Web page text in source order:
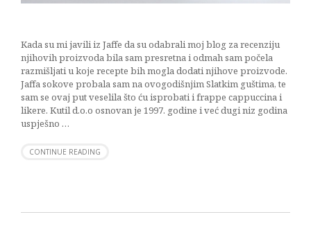
Kada su mi javili iz Jaffe da su odabrali moj blog za recenziju
njihovih proizvoda bila sam presretna i odmah sam počela
razmišljati u koje recepte bih mogla dodati njihove proizvode.
Jaffa sokove probala sam na ovogodišnjim Slatkim guštima, te
sam se ovaj put veselila što ću isprobati i frappe cappuccina i
likere. Kutil d.o.o osnovan je 1997. godine i već dugi niz godina
uspješno …
CONTINUE READING